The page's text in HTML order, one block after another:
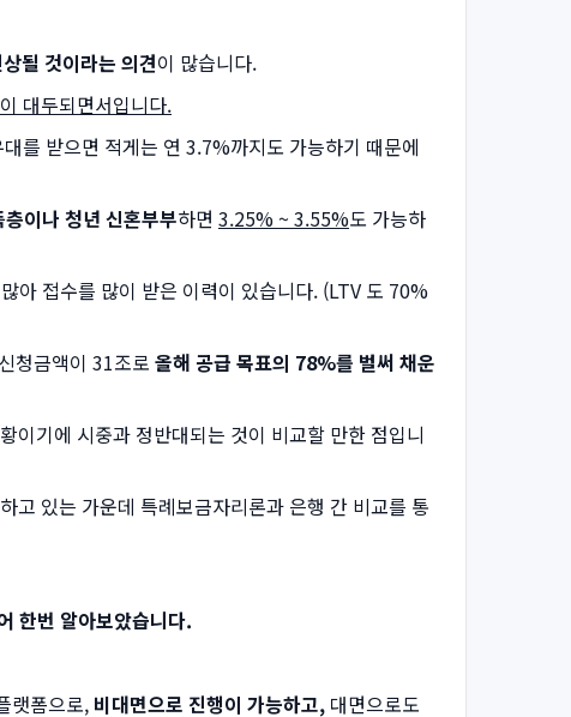
될 것이라는 의견이 많습니다.
대두되면서입니다.
를 받으면 적게는 연 3.7%까지도 가능하기 때문에
층이나 청년 신혼부부하면 3.25% ~ 3.55%도 가능하
아 접수를 많이 받은 이력이 있습니다. (LTV 도 70%
청금액이 31조로 올해 공급 목표의 78%를 벌써 채운
이기에 시중과 정반대되는 것이 비교할 만한 점입니
고 있는 가운데 특례보금자리론과 은행 간 비교를 통
한번 알아보았습니다.
랫폼으로, 비대면으로 진행이 가능하고, 대면으로도